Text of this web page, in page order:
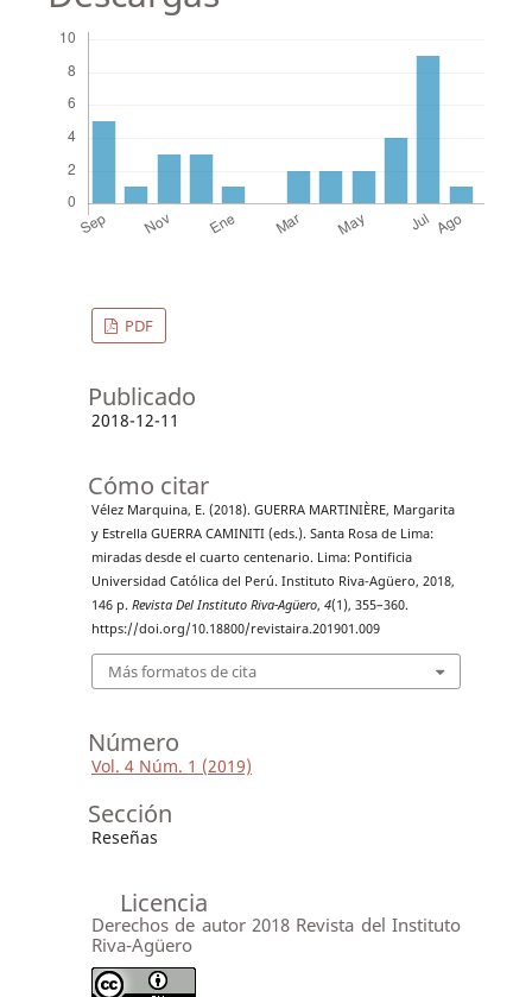
PDF
Publicado
2018-12-11
Cómo citar
Vélez Marquina, E. (2018). GUERRA MARTINIÈRE, Margarita
y Estrella GUERRA CAMINITI (eds.). Santa Rosa de Lima:
miradas desde el cuarto centenario. Lima: Pontificia
Universidad Católica del Perú. Instituto Riva-Agüero, 2018,
146 p. Revista Del Instituto Riva-Agüero, 4(1), 355–360.
https://doi.org/10.18800/revistaira.201901.009
Más formatos de cita
Número
Vol. 4 Núm. 1 (2019)
Sección
Reseñas
Licencia
Derechos de autor 2018 Revista del Instituto
Riva-Agüero